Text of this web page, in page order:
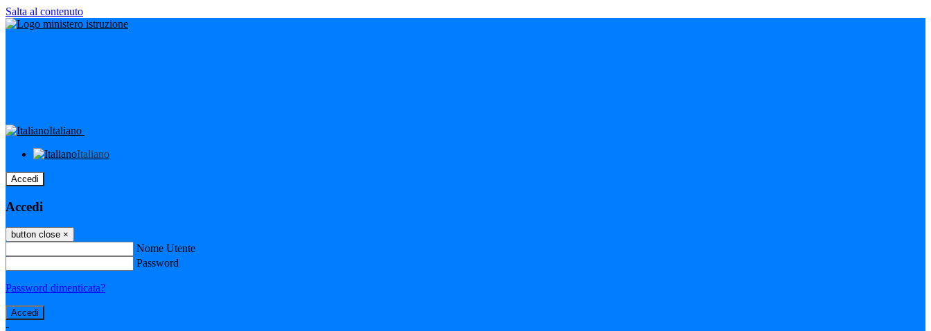
Salta al contenuto
Italiano
Italiano
Accedi
Accedi
button close ×
Nome Utente
Password
Password dimenticata?
-